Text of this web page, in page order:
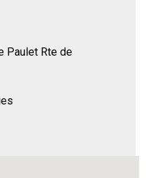
Paulet Rte de